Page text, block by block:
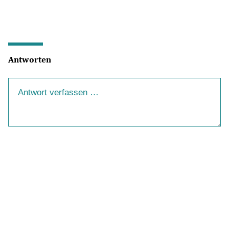
Antworten